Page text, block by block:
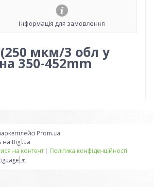
Інформація для замовлення
мкм/3 обл у
350-452mm
Prom.ua
на Bigl.ua
на контент | Політика конфіденційності
▼